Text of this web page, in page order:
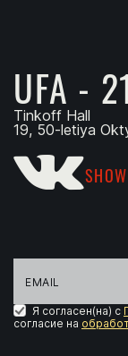
UFA -
Tinkoff Hall
19, 50-letiya
Я согласен(на) с
согласие на